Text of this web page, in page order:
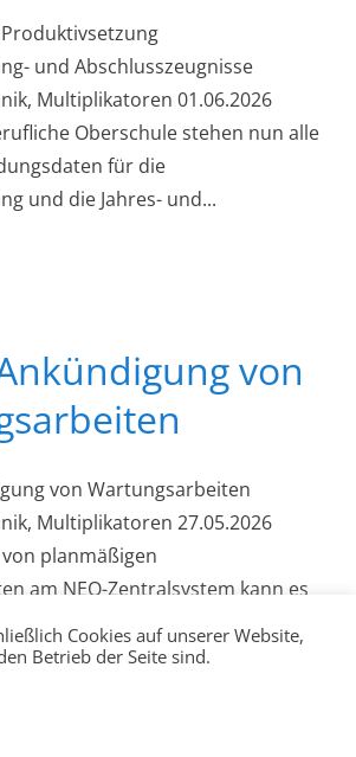
Produktivsetzung
und Abschlusszeugnisse
Multiplikatoren 01.06.2026
Oberschule stehen nun alle
für die
und die Jahres- und...
von
von Wartungsarbeiten
Multiplikatoren 27.05.2026
planmäßigen
am NEO-Zentralsystem kann es
im Zeitraum von 10:00
zu kurzzeit...
Cookies auf unserer Website,
Betrieb der Seite sind.